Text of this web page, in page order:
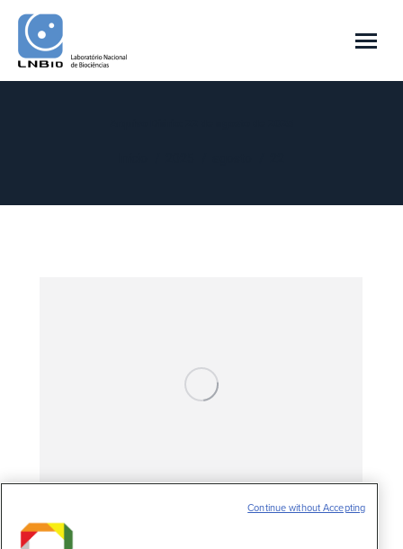
Pesquisador do CNPEM é selecionado
Mid-Career Leader pela ASTMH
Continue without Accepting